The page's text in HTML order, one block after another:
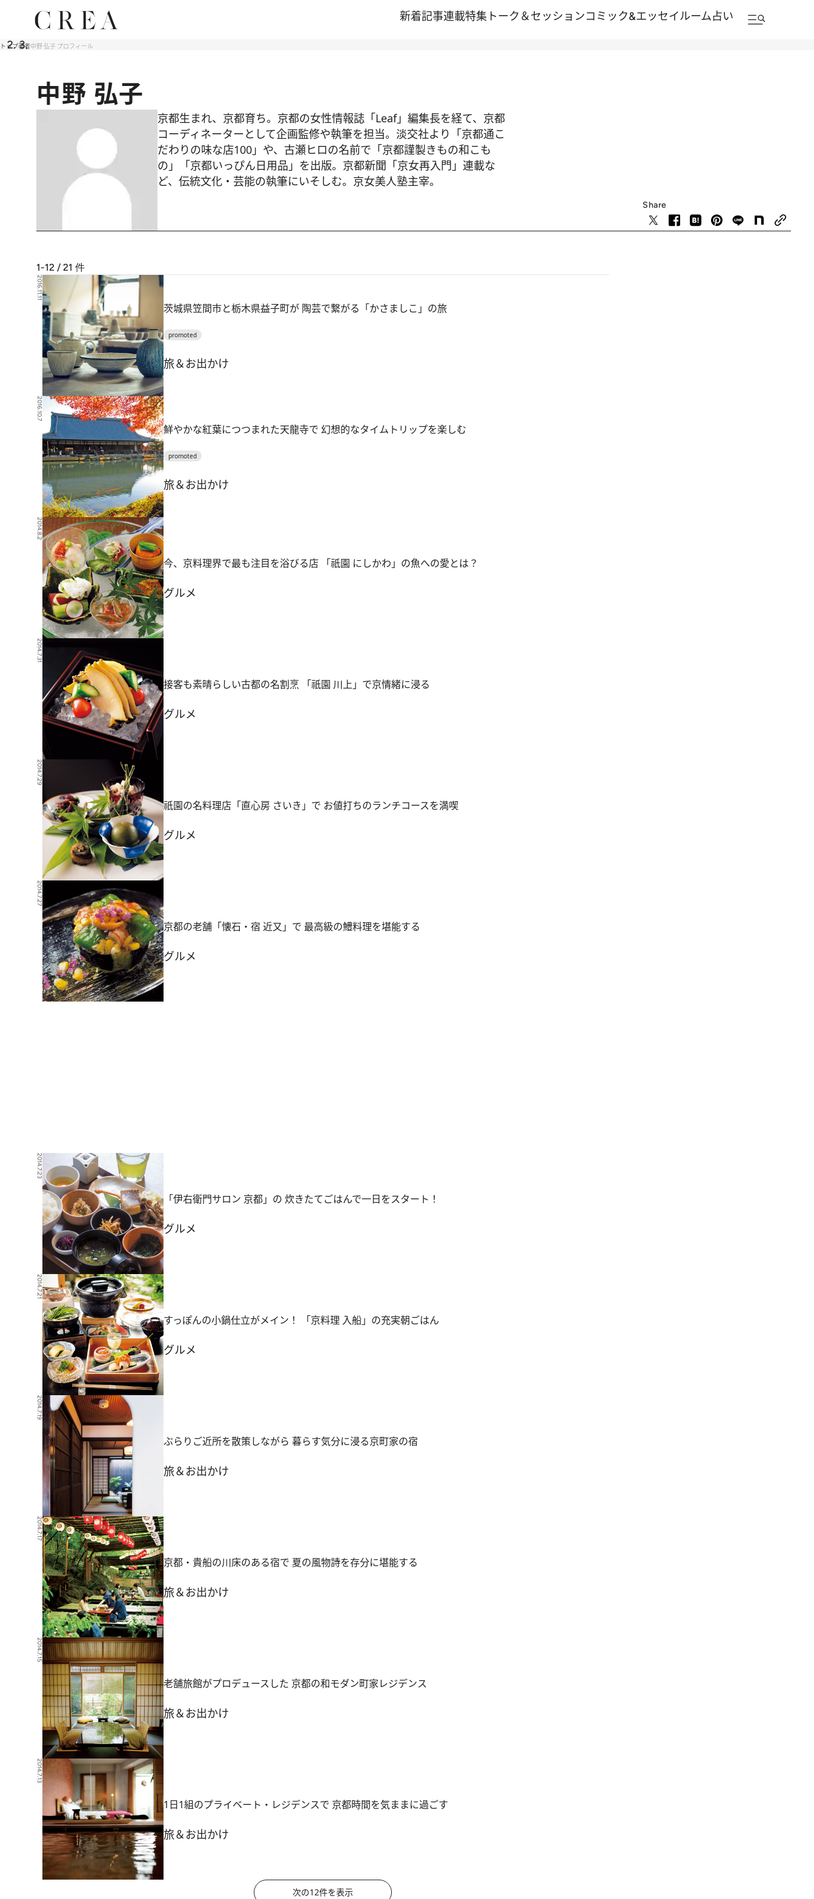
新着記事連載特集 トーク＆セッションコミック&エッセイルーム占い
トップ著者中野 弘子 プロフィール
中野 弘子
京都生まれ、京都育ち。京都の女性情報誌「Leaf」編集長を経て、京都
コーディネーターとして企画監修や執筆を担当。淡交社より「京都通こ
だわりの味な店100」や、古瀬ヒロの名前で「京都謹製きもの和こも
の」「京都いっぴん日用品」を出版。京都新聞「京女再入門」連載な
ど、伝統文化・芸能の執筆にいそしむ。京女美人塾主宰。
Share
1-12 / 21 件
2016.11.11
茨城県笠間市と栃木県益子町が 陶芸で繋がる「かさましこ」の旅
promoted
旅＆お出かけ
2016.10.7
鮮やかな紅葉につつまれた天龍寺で 幻想的なタイムトリップを楽しむ
promoted
旅＆お出かけ
2014.8.2
今、京料理界で最も注目を浴びる店 「祇園 にしかわ」の魚への愛とは？
グルメ
2014.7.31
接客も素晴らしい古都の名割烹 「祇園 川上」で京情緒に浸る
グルメ
2014.7.29
祇園の名料理店「直心房 さいき」で お値打ちのランチコースを満喫
グルメ
2014.7.27
京都の老舗「懐石・宿 近又」で 最高級の鱧料理を堪能する
グルメ
2014.7.23
「伊右衛門サロン 京都」の 炊きたてごはんで一日をスタート！
グルメ
2014.7.21
すっぽんの小鍋仕立がメイン！ 「京料理 入船」の充実朝ごはん
グルメ
2014.7.19
ぶらりご近所を散策しながら 暮らす気分に浸る京町家の宿
旅＆お出かけ
2014.7.17
京都・貴船の川床のある宿で 夏の風物詩を存分に堪能する
旅＆お出かけ
2014.7.15
老舗旅館がプロデュースした 京都の和モダン町家レジデンス
旅＆お出かけ
2014.7.13
1日1組のプライベート・レジデンスで 京都時間を気ままに過ごす
旅＆お出かけ
次の12件を表示